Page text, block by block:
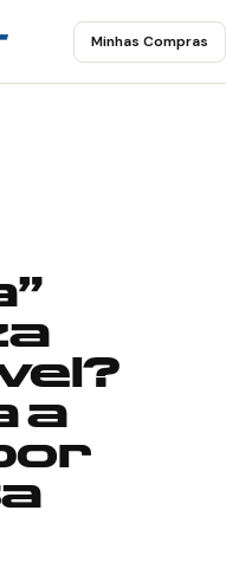
Minhas Compras
a